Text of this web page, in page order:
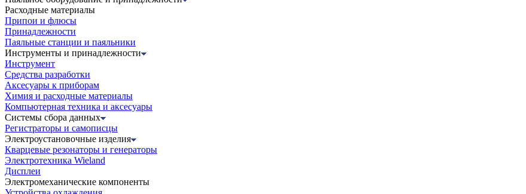
Расходные материалы
Припои и флюсы
Принадлежности
Паяльные станции и паяльники
Инструменты и принадлежности
Инструмент
Средства разработки
Аксесуары к приборам
Химия и расходные материалы
Компьютерная техника и аксесуары
Системы сбора данных
Регистраторы и самописцы
Электроустановочные изделия
Кварцевые резонаторы и генераторы
Электротехника Wieland
Дисплеи
Электромеханические компоненты